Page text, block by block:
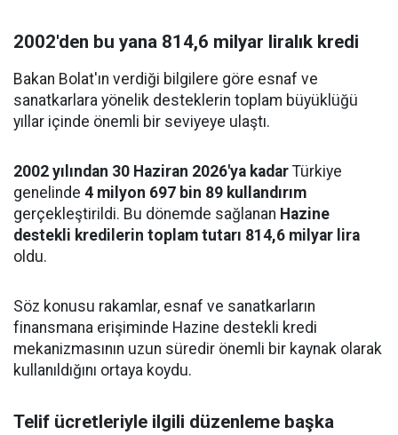
2002'den bu yana 814,6 milyar liralık kredi
Bakan Bolat'ın verdiği bilgilere göre esnaf ve
sanatkarlara yönelik desteklerin toplam büyüklüğü
yıllar içinde önemli bir seviyeye ulaştı.
2002 yılından 30 Haziran 2026'ya kadar Türkiye
genelinde 4 milyon 697 bin 89 kullandırım
gerçekleştirildi. Bu dönemde sağlanan Hazine
destekli kredilerin toplam tutarı 814,6 milyar lira
oldu.
Söz konusu rakamlar, esnaf ve sanatkarların
finansmana erişiminde Hazine destekli kredi
mekanizmasının uzun süredir önemli bir kaynak olarak
kullanıldığını ortaya koydu.
Telif ücretleriyle ilgili düzenleme başka